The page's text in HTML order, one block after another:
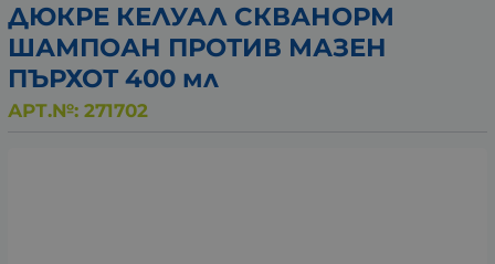
ДЮКРЕ КЕЛУАЛ СКВАНОРМ
ШАМПОАН ПРОТИВ МАЗЕН
ПЪРХОТ 400 мл
АРТ.№: 271702